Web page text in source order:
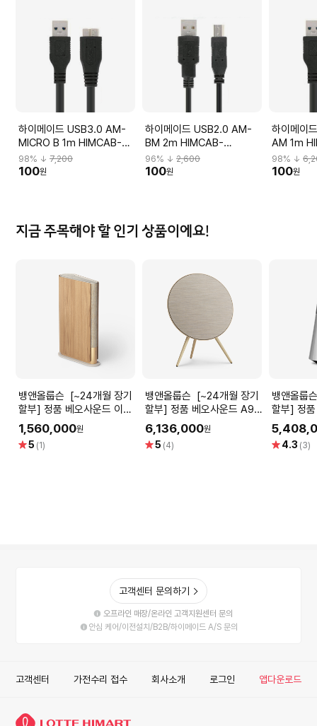
하이메이드 USB3.0 AM-
MICRO B 1m HIMCAB-
KUB10B
98% ↓ 7,200
100원
하이메이드 USB2.0 AM-
BM 2m HIMCAB-
KUB220BK
96% ↓2,600
100원
하이메이
AM 1m
98% ↓
100원
지금 주목해야 할 인기 상품이에요!
뱅앤올룹슨 [~24개월 장기
할부] 정품 베오사운드 이머
지 (Beosound Emerge)
Gold 프리미엄 유선 스피커
1,560,000원
별5 (1)
뱅앤올룹슨 [~24개월 장기
할부] 정품 베오사운드 A9
5세대 (Beosound A9 5th
gen.) Gold Tone 프리미
엄 블루투스 스피커 Special
6,136,000원
별5 (4)
뱅앤올룹슨 [~24개월
할부] 정
세대
gen.)
루투스 스
별 4.3 (3)
고객센터 문의하기
오프라인 매장/온라인 고객지원센터 문의
안심 케어/이전설치/B2B/하이메이드 A/S 문의
고객센터 가전수리 접수 회사소개 로그인 앱다운로드